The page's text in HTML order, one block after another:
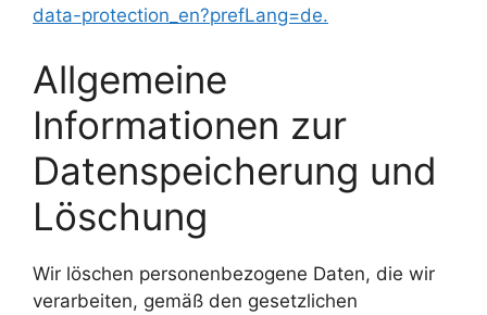
data-protection_en?prefLang=de.
Allgemeine
Informationen zur
Datenspeicherung und
Löschung
Wir löschen personenbezogene Daten, die wir
verarbeiten, gemäß den gesetzlichen